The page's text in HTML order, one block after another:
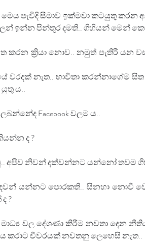
පැවිදි සීමාව ඉක්මවා කටයුතු
ඉන්න පින්තූර දමති.. ගිහියන් මෙන්
කරන ක්‍රියා නොව.. නමුත් පැතිරී යන
වරදක් නැත.. භාවිතා කරන්නාගේම
ය..
Facebook වලම ය..
ද ?
අපිව නිවන් දක්වන්නට යන්නෝ තවම
යන්නට පොරකති.. සිනහා නොවී
?
මාධ්‍ය ⁣වල දේශණා කිරීම නවතා දෙන
කරාට චීවරයක් නවතනු ලෙහෙසි නැත..